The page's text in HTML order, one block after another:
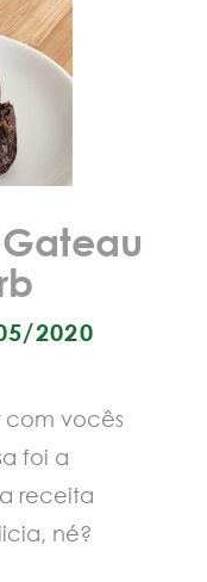
2020
vocês
foi a
receita
né?